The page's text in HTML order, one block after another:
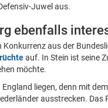
Juwel aus.
ebenfalls
Konkurrenz aus der
auf. In Stein ist seine
möchte.
liegen, denn mit dem
ausstrecken.